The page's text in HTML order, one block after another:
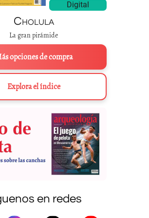
Digital
Cholula
La gran pirámide
opciones de compra
Explora el índice
en redes